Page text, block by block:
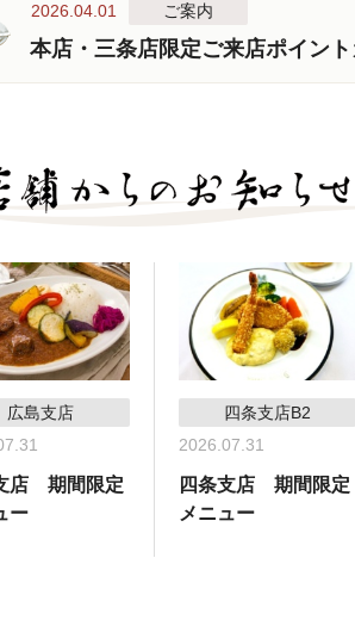
2026.04.01 ご案内
本店・三条店限定ご来店ポイン
広島支店
店 期間限定
ー
四条支店B2
2026.07.31
四条支店 期間限定
メニュー